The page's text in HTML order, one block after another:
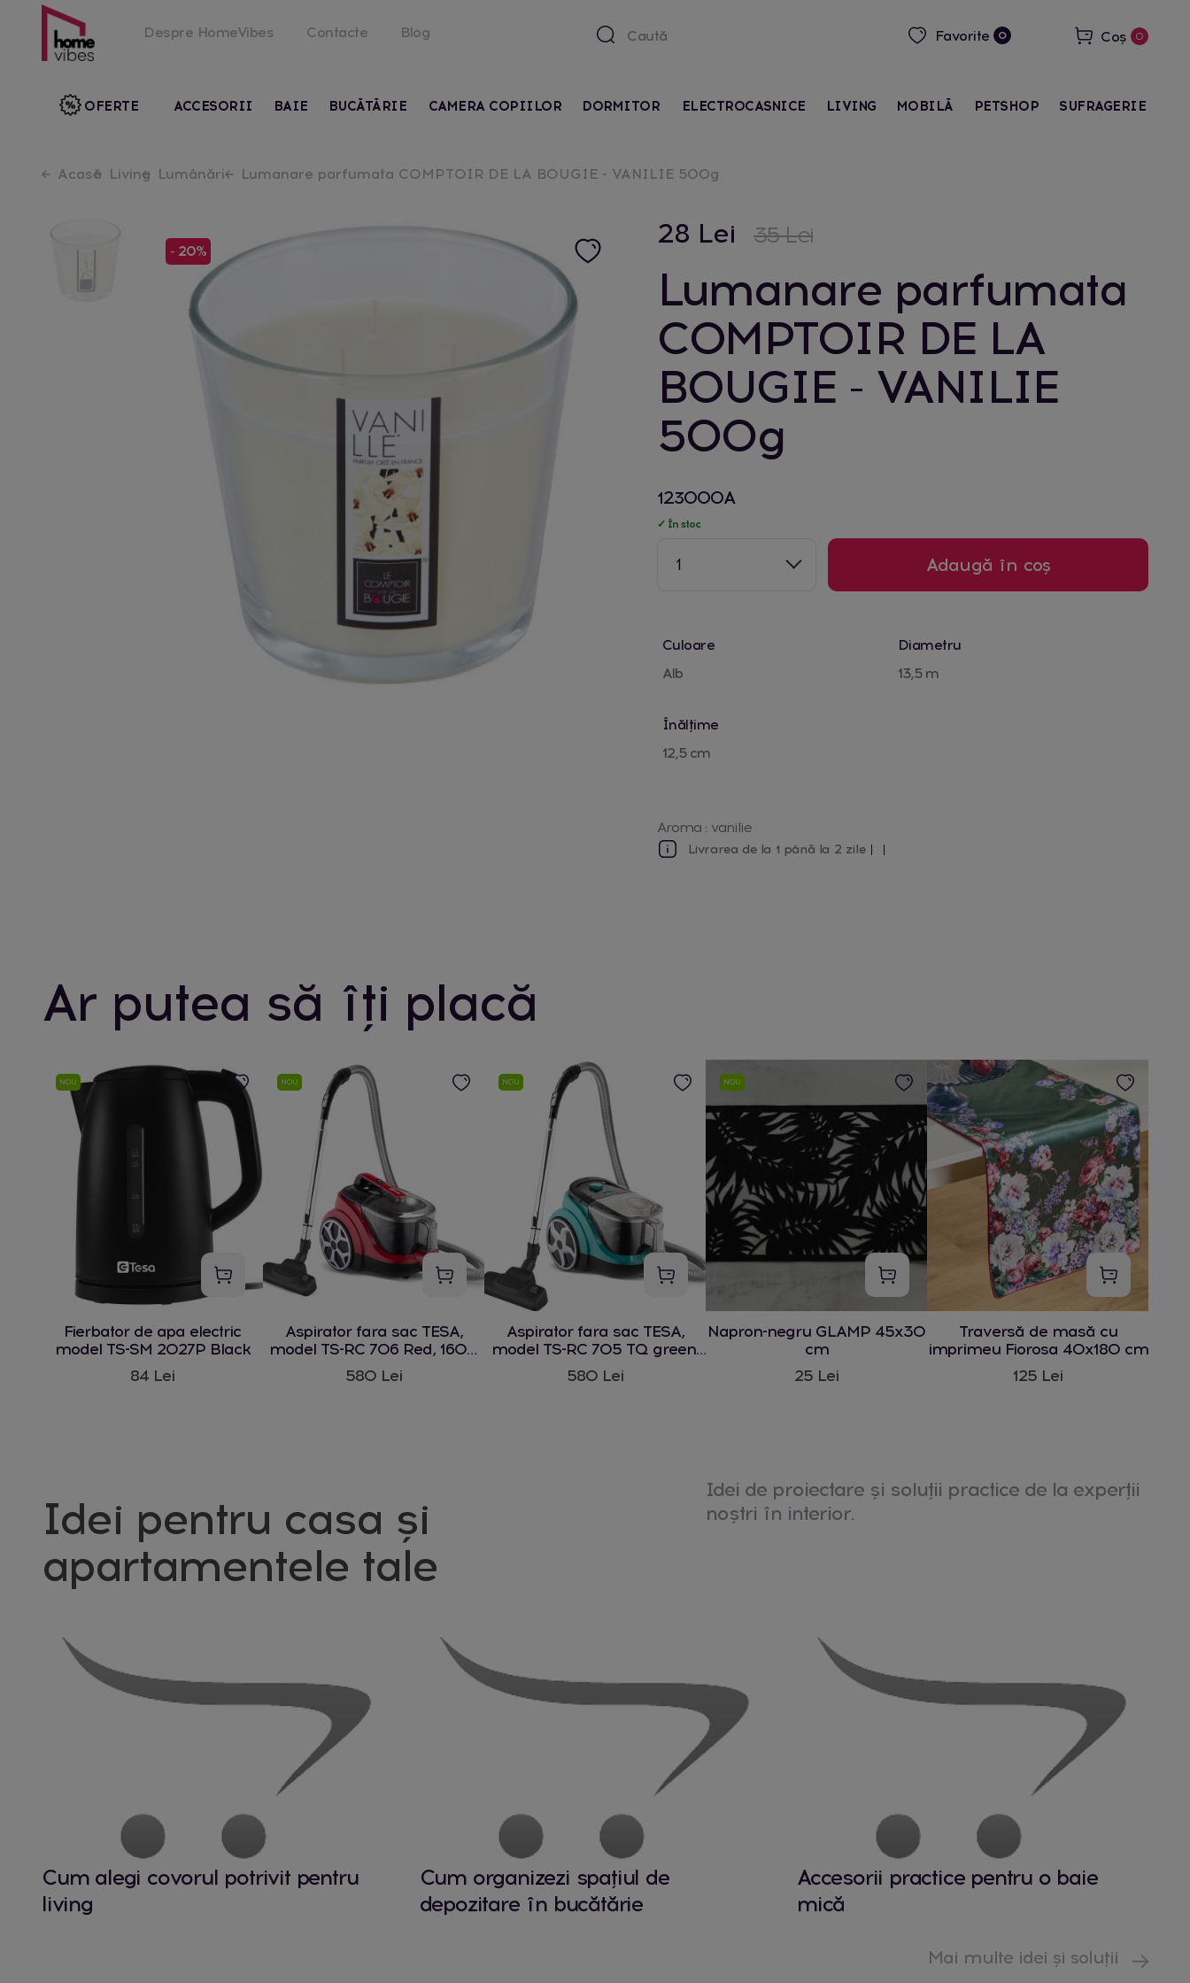
Despre HomeVibes Contacte Blog Favorite 0 Coș 0
ACCESORII BAIE BUCĂTĂRIE CAMERA COPIILOR DORMITOR ELECTROCASNICE LIVING MOBILĂ
OFERTE PETSHOP SUFRAGERIE
Acasă Living Lumânări Lumanare parfumata COMPTOIR DE LA BOUGIE - VANILIE 500g
- 20%
28 Lei 35 Lei
Lumanare parfumata
COMPTOIR DE LA
BOUGIE - VANILIE
500g
123000A
✓ În stoc
1 Adaugă în coș
Culoare
Alb
Diametru
13,5 m
Înălțime
12,5 cm
Aroma : vanilie
Livrarea de la 1 până la 2 zile
Ar putea să îți placă
NOU
Fierbator de apa electric
model TS-SM 2027P Black
84 Lei
NOU
Aspirator fara sac TESA,
model TS-RC 706 Red, 1600
W
580 Lei
NOU
Aspirator fara sac TESA,
model TS-RC 705 TQ green,
1600 W
580 Lei
NOU
Napron-negru GLAMP 45x30
cm
25 Lei
Traversă de masă cu
imprimeu Fiorosa 40x180 cm
125 Lei
Idei pentru casa și
apartamentele tale
Idei de proiectare și soluții practice de la experții
noștri în interior.
Cum alegi covorul potrivit pentru
living
Cum organizezi spațiul de
depozitare în bucătărie
Accesorii practice pentru o baie
mică
Mai multe idei și soluții